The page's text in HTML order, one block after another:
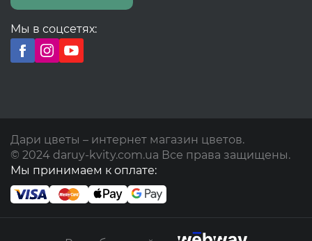
Мы в соцсетях:
Дари цветы – интернет магазин цветов.
© 2024 daruy-kvity.com.ua Все права защищены.
Мы принимаем к оплате: